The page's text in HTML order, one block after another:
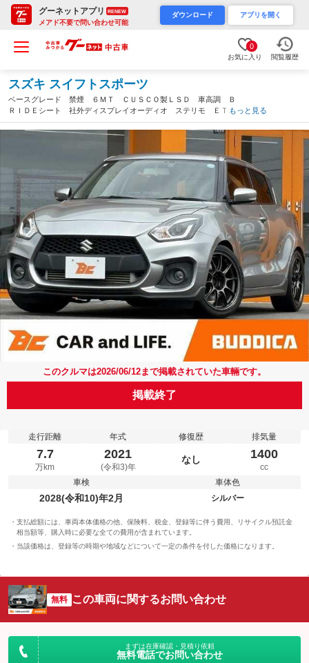
グーネットアプリ RENEW
メアド不要で問い合わせ可能
ダウンロード アプリを開く
0
お気に入り 閲覧履歴
スズキ スイフトスポーツ
ベースグレード 禁煙 ６ＭＴ ＣＵＳＣＯ製ＬＳＤ 車高調 Ｂ
ＲＩＤＥシート 社外ディスプレイオーディオ ステリモ ＥＴ
Ｃ ドラレコ シートヒーター オートＬＥＤヘッド 革巻きステ
ア Ｐスタート ステンレスペダル（岡山県）
もっと見る
このクルマは2026/06/12まで掲載されていた車輛です。
掲載終了
走行距離
7.7
万km
年式
2021
(令和3)年
修復歴
なし
排気量
1400
cc
車検
2028(令和10)年2月
車体色
シルバー
支払総額には、車両本体価格の他、保険料、税金、登録等に伴う費用、リサイクル預託金
相当額等、購入時に必要な全ての費用が含まれています。
当該価格は、登録等の時期や地域などについて一定の条件を付した価格になります。
無料 この車両に関するお問い合わせ
まずは在庫確認・見積り依頼
無料電話でお問い合わせ